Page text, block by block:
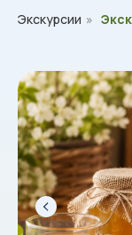
Экскурсии »